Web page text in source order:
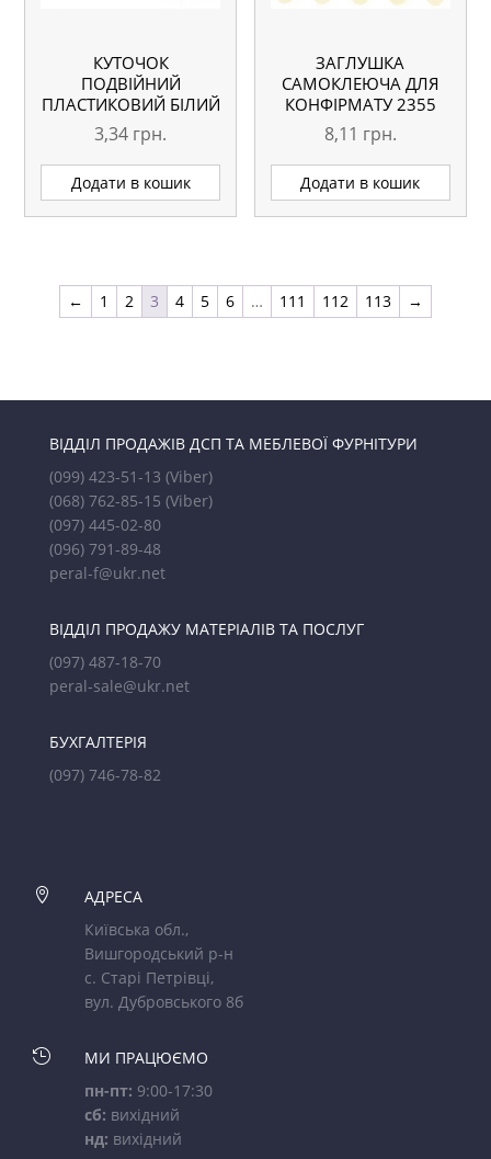
КУТОЧОК
ПОДВІЙНИЙ
ПЛАСТИКОВИЙ БІЛИЙ
3,34 грн.
Додати в кошик
ЗАГЛУШКА
САМОКЛЕЮЧА ДЛЯ
КОНФІРМАТУ 2355
ВАНІЛЬ
8,11 грн.
Додати в кошик
← 1 2 3 4 5 6 … 111 112 113 →
ВІДДІЛ ПРОДАЖІВ ДСП ТА МЕБЛЕВОЇ ФУРНІТУРИ
(099) 423-51-13 (Viber)
(068) 762-85-15 (Viber)
(097) 445-02-80
(096) 791-89-48
peral-f@ukr.net
ВІДДІЛ ПРОДАЖУ МАТЕРІАЛІВ ТА ПОСЛУГ
(097) 487-18-70
peral-sale@ukr.net
БУХГАЛТЕРІЯ
(097) 746-78-82

АДРЕСА
Київська обл.,
Вишгородський р-н
с. Старі Петрівці,
вул. Дубровського 8б

МИ ПРАЦЮЄМО
пн-пт: 9:00-17:30
сб: вихідний
нд: вихідний